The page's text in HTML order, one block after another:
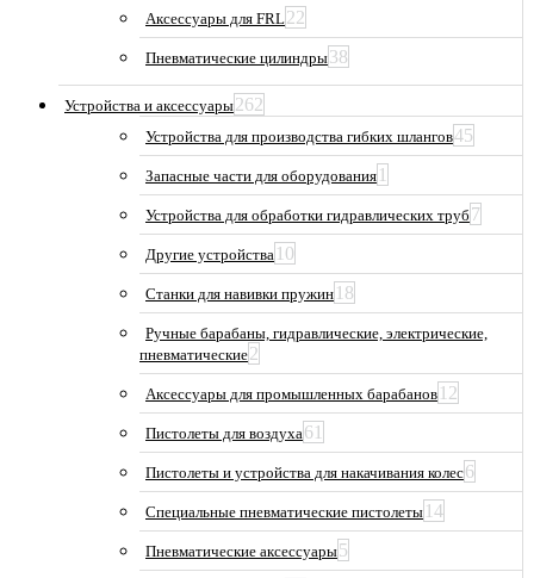
Аксессуары для FRL22
Пневматические цилиндры38
Устройства и аксессуары262
Устройства для производства гибких шлангов45
Запасные части для оборудования 1
Устройства для обработки гидравлических труб 7
Другие устройства 10
Станки для навивки пружин 18
Ручные барабаны, гидравлические, электрические,
пневматические2
Аксессуары для промышленных барабанов 12
Пистолеты для воздуха61
Пистолеты и устройства для накачивания колес6
Специальные пневматические пистолеты 14
Пневматические аксессуары5